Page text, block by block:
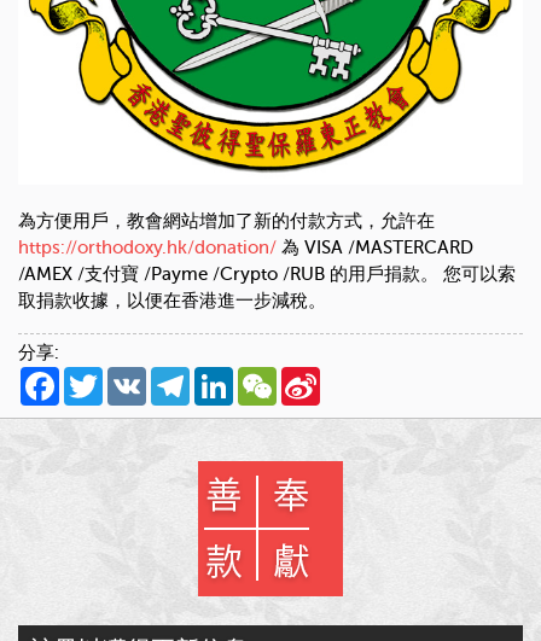
為方便用戶，教會網站增加了新的付款方式，允許在
https://orthodoxy.hk/donation/ 為 VISA /MASTERCARD
/AMEX /支付寶 /Payme /Crypto /RUB 的用戶捐款。 您可以索
取捐款收據，以便在香港進一步減稅。
分享:
Facebook
TwitterVK TelegramLinkedInWeChat